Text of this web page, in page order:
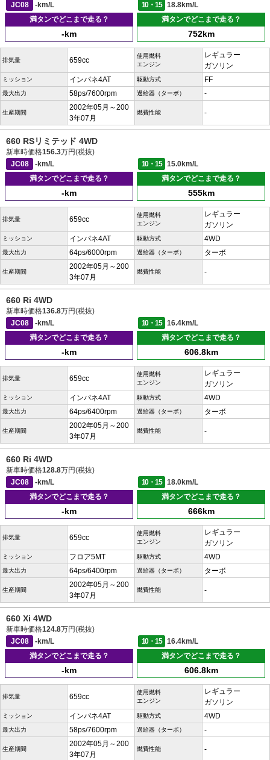
JC08
-km/L 10・15
18.8km/L
満タンでどこまで走る？
-km
満タンでどこまで走る？
752km
排気量 659cc
使用燃料
エンジン
レギュラー
ガソリン
ミッション インパネ4AT 駆動方式 FF
最大出力 58ps/7600rpm 過給器（ターボ） -
生産期間
2002年05月～200
3年07月
燃費性能 -
660 RSリミテッド 4WD
新車時価格156.3万円(税抜)
JC08
-km/L 10・15
15.0km/L
満タンでどこまで走る？
-km
満タンでどこまで走る？
555km
排気量 659cc
使用燃料
エンジン
レギュラー
ガソリン
ミッション インパネ4AT 駆動方式 4WD
最大出力 64ps/6000rpm 過給器（ターボ） ターボ
生産期間
2002年05月～200
3年07月
燃費性能 -
660 Ri 4WD
新車時価格136.8万円(税抜)
JC08
-km/L 10・15
16.4km/L
満タンでどこまで走る？
-km
満タンでどこまで走る？
606.8km
排気量 659cc
使用燃料
エンジン
レギュラー
ガソリン
ミッション インパネ4AT 駆動方式 4WD
最大出力 64ps/6400rpm 過給器（ターボ） ターボ
生産期間
2002年05月～200
3年07月
燃費性能 -
660 Ri 4WD
新車時価格128.8万円(税抜)
JC08
-km/L 10・15
18.0km/L
満タンでどこまで走る？
-km
満タンでどこまで走る？
666km
排気量 659cc
使用燃料
エンジン
レギュラー
ガソリン
ミッション フロア5MT 駆動方式 4WD
最大出力 64ps/6400rpm 過給器（ターボ） ターボ
生産期間
2002年05月～200
3年07月
燃費性能 -
660 Xi 4WD
新車時価格124.8万円(税抜)
JC08
-km/L 10・15
16.4km/L
満タンでどこまで走る？
-km
満タンでどこまで走る？
606.8km
排気量 659cc
使用燃料
エンジン
レギュラー
ガソリン
ミッション インパネ4AT 駆動方式 4WD
最大出力 58ps/7600rpm 過給器（ターボ） -
生産期間
2002年05月～200
3年07月
燃費性能 -